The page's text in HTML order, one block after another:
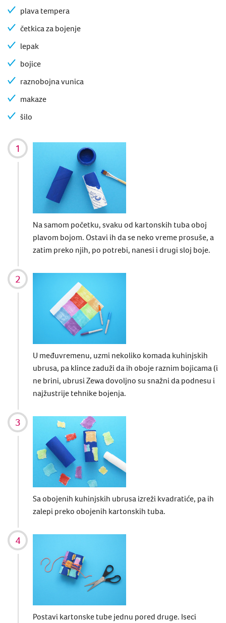
plava tempera
četkica za bojenje
lepak
bojice
raznobojna vunica
makaze
šilo
Na samom početku, svaku od kartonskih tuba oboj
plavom bojom. Ostavi ih da se neko vreme prosuše, a
zatim preko njih, po potrebi, nanesi i drugi sloj boje.
U međuvremenu, uzmi nekoliko komada kuhinjskih
ubrusa, pa klince zaduži da ih oboje raznim bojicama (i
ne brini, ubrusi Zewa dovoljno su snažni da podnesu i
najžustrije tehnike bojenja.
Sa obojenih kuhinjskih ubrusa izreži kvadratiće, pa ih
zalepi preko obojenih kartonskih tuba.
Postavi kartonske tube jednu pored druge. Iseci